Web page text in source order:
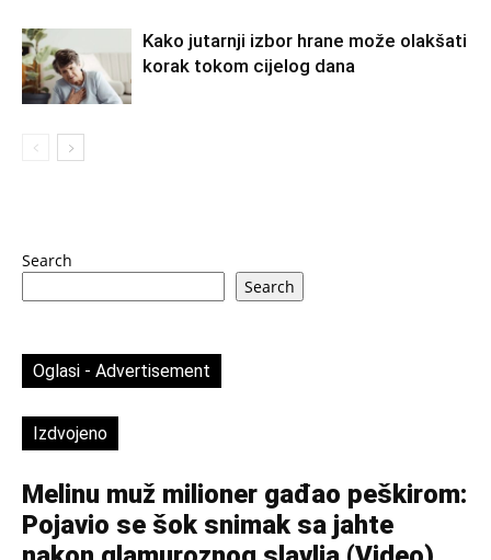
Kako jutarnji izbor hrane može olakšati
korak tokom cijelog dana
Search
Search
Oglasi - Advertisement
Izdvojeno
Melinu muž milioner gađao peškirom:
Pojavio se šok snimak sa jahte